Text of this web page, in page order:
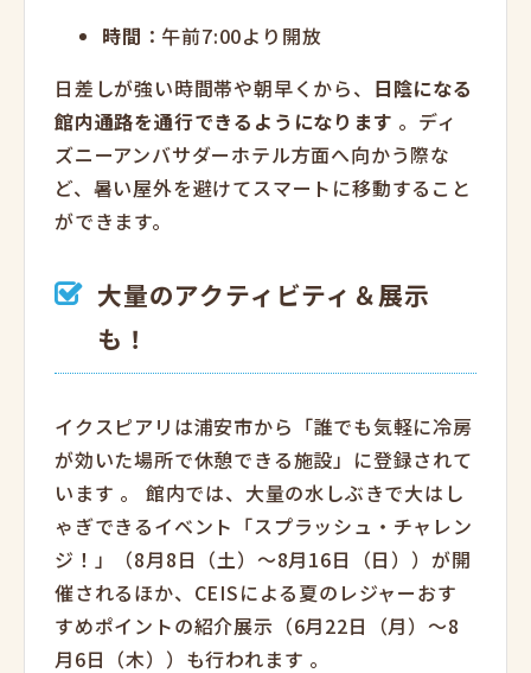
時間 ：午前7:00より開放
日差しが強い時間帯や朝早くから、 日陰になる
館内通路を通行できるようになります 。ディ
ズニーアンバサダーホテル方面へ向かう際な
ど、暑い屋外を避けてスマートに移動すること
ができます。
大量のアクティビティ＆展示
も！
イクスピアリは浦安市から「誰でも気軽に冷房
が効いた場所で休憩できる施設」に登録されて
います 。 館内では、大量の水しぶきで大はし
ゃぎできるイベント「スプラッシュ・チャレン
ジ！」（8月8日（土）～8月16日（日））が開
催されるほか、CEISによる夏のレジャーおす
すめポイントの紹介展示（6月22日（月）～8
月6日（木））も行われます 。